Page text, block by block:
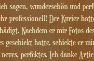
sagen, wunderschön und
professionell! Der Kurier
Nachdem er mir Fotos
geschickt hatte, schickte er
perfektes. Ich danke